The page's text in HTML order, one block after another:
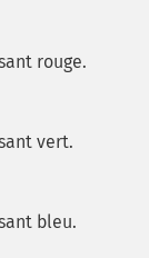
rouge.
vert.
bleu.